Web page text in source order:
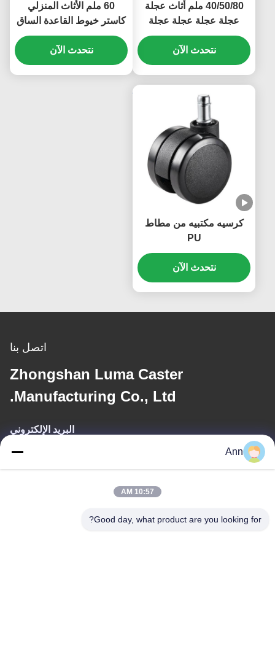
40/50/80 ملم أثاث عجلة
عجلة عجلة عجلة عجلة
عجلة عجلة عجلة عجلة
عجلة عجلة مقعد صغير
1/1.5/2 بوصة مكتب رف
نتحدث الآن
60 ملم الأثاث المنزلي
كاستر خيوط القاعدة الساق
لوحة قابلة للقفل كاستر
عجلة المكتب رف الكتب
الصغيرة السرير كابينة
نتحدث الآن
كرسيه مكتبيه من مطاط
PU
نتحدث الآن
اتصل بنا
Zhongshan Luma Caster
Manufacturing Co., Ltd.
البريد الإلكتروني
ann@industrialwheelcasters.com
العنوان
Ann
10:57 AM
Good day, what product are you looking for?